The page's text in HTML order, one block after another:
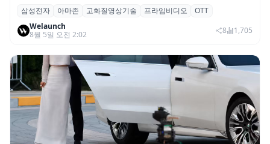
삼성전자·아마존, 프라임 비디오에 ‘HDR10+
어드밴스드’ 적용
삼성전자 아마존 고화질영상기술 프라임비디오
OTT
Welaunch
8월 5일 오전 2:02
8 1,705